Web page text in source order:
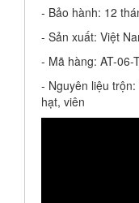
- Bảo hành: 12
- Sản xuất: Việt
- Mã hàng: AT-06-
- Nguyên liệu
hạt, viên